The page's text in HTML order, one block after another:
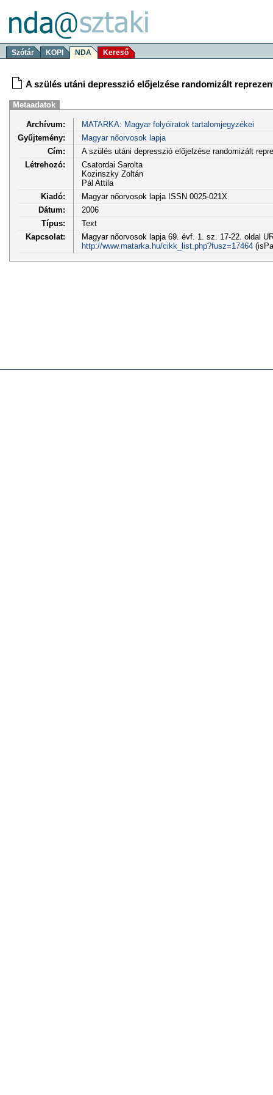
Szótár KOPI NDA Kereső
A szülés utáni depresszió előjelzése randomizált
Metaadatok
Archívum:
MATARKA: Magyar folyóiratok tartalomjegyzékei
Gyűjtemény:
Magyar nőorvosok lapja
Cím:
A szülés utáni depresszió előjelzése randomizált
Létrehozó:
Csatordai Sarolta
Kozinszky Zoltán
Pál Attila
Kiadó:
Magyar nőorvosok lapja ISSN 0025-021X
Dátum:
2006
Típus:
Text
Kapcsolat:
Magyar nőorvosok lapja 69. évf. 1. sz. 17-22. oldal
http://www.matarka.hu/cikk_list.php?fusz=17464